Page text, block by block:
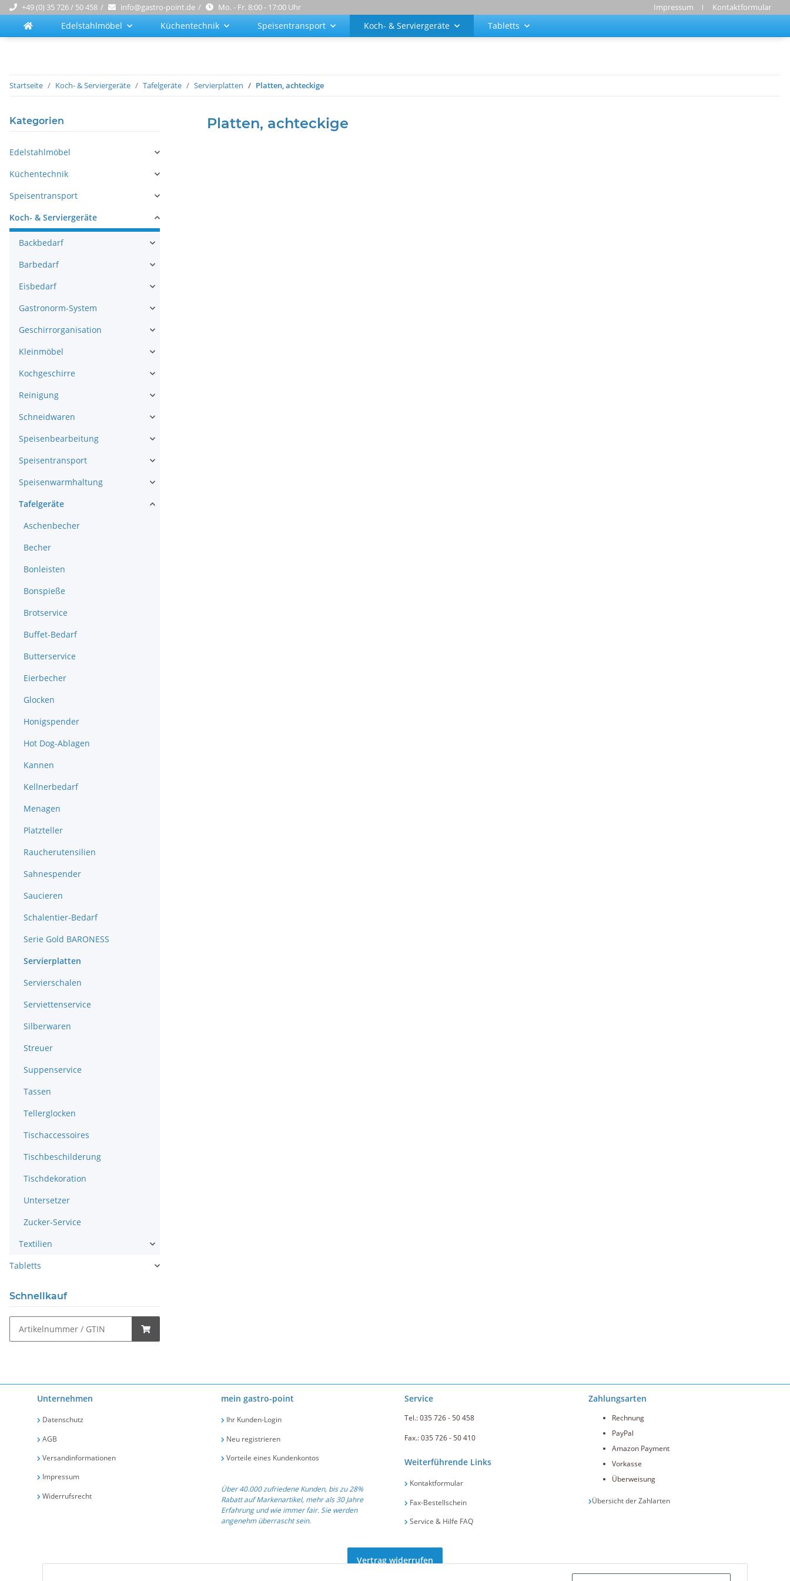
+49 (0) 35 726 / 50 458 info@gastro-point.de Mo. - Fr. 8:00 - 17:00 Uhr Impressum Kontaktformular
Edelstahlmöbel Küchentechnik Speisentransport Koch- & Serviergeräte Tabletts
Startseite Koch- & Serviergeräte Tafelgeräte Servierplatten Platten, achteckige
Platten, achteckige
Kategorien
Edelstahlmöbel
Küchentechnik
Speisentransport
Koch- & Serviergeräte
Backbedarf
Barbedarf
Eisbedarf
Gastronorm-System
Geschirrorganisation
Kleinmöbel
Kochgeschirre
Reinigung
Schneidwaren
Speisenbearbeitung
Speisentransport
Speisenwarmhaltung
Tafelgeräte
Aschenbecher
Becher
Bonleisten
Bonspieße
Brotservice
Buffet-Bedarf
Butterservice
Eierbecher
Glocken
Honigspender
Hot Dog-Ablagen
Kannen
Kellnerbedarf
Menagen
Platzteller
Raucherutensilien
Sahnespender
Saucieren
Schalentier-Bedarf
Serie Gold BARONESS
Servierplatten
Servierschalen
Serviettenservice
Silberwaren
Streuer
Suppenservice
Tassen
Tellerglocken
Tischaccessoires
Tischbeschilderung
Tischdekoration
Untersetzer
Zucker-Service
Textilien
Tabletts
Schnellkauf
Unternehmen
Datenschutz
AGB
Versandinformationen
Impressum
Widerrufsrecht
mein gastro-point
Ihr Kunden-Login
Neu registrieren
Vorteile eines Kundenkontos
Über 40.000 zufriedene Kunden, bis zu 28%
Rabatt auf Markenartikel, mehr als 30 Jahre
Erfahrung und wie immer fair. Sie werden
angenehm überrascht sein.
Service
Tel.: 035 726 - 50 458
Fax.: 035 726 - 50 410
Weiterführende Links
Kontaktformular
Fax-Bestellschein
Service & Hilfe FAQ
Zahlungsarten
Rechnung
PayPal
Amazon Payment
Vorkasse
Überweisung
Übersicht der Zahlarten
Vertrag widerrufen